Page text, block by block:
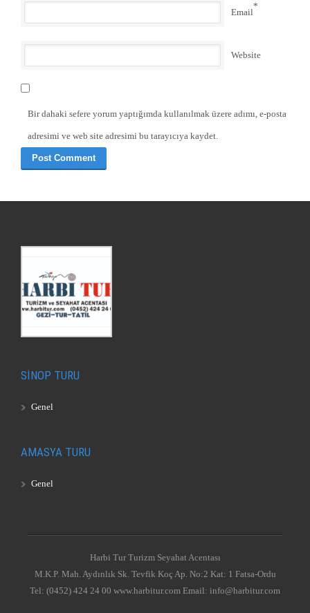
Email
*
Website
Bir dahaki sefere yorum yaptığımda kullanılmak üzere adımı, e-posta
adresimi ve web site adresimi bu tarayıcıya kaydet.
SİNOP TURU
Genel
AMASYA TURU
Genel
Harbi Tur Turizm Seyahat Acentası
M.K.P. Mah. Aydınlık Sk. Tevfik Koç Ap. No:2 Kat: 1 Fatsa-Ordu
Tel: (0452) 424 24 00 www.harbitur.com Email: info@harbitur.com